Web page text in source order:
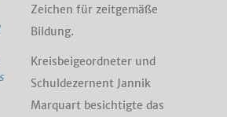
Zeichen für zeitgemäße
Bildung.
Kreisbeigeordneter und
Schuldezernent Jannik
Marquart besichtigte das